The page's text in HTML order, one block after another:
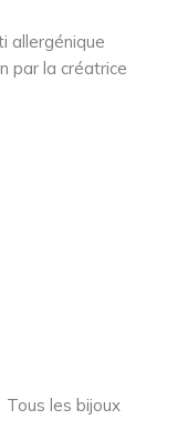
allergénique
par la créatrice
en vitrail
Tous les bijoux